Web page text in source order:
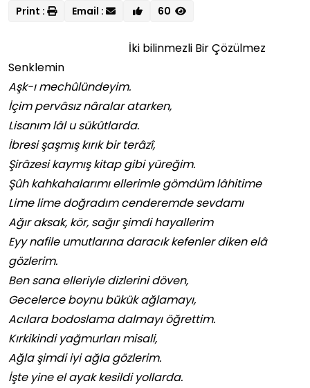
Print : Email : 60
İki bilinmezli Bir Çözülmez
Senklemin
Aşk-ı mechûlündeyim.
İçim pervâsız nâralar atarken,
Lisanım lâl u sükûtlarda.
İbresi şaşmış kırık bir terâzî,
Şirâzesi kaymış kitap gibi yüreğim.
Şûh kahkahalarımı ellerimle gömdüm lâhitime
Lime lime doğradım cenderemde sevdamı
Ağır aksak, kör, sağır şimdi hayallerim
Eyy nafile umutlarına daracık kefenler diken elâ
gözlerim.
Ben sana elleriyle dizlerini döven,
Gecelerce boynu bükük ağlamayı,
Acılara bodoslama dalmayı öğrettim.
Kırkikindi yağmurları misali,
Ağla şimdi iyi ağla gözlerim.
İşte yine el ayak kesildi yollarda.